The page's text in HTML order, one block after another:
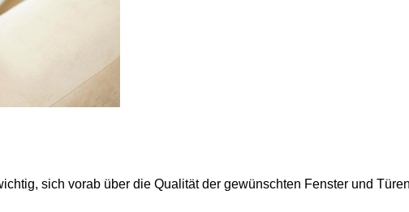
sich vorab über die Qualität der gewünschten Fenster und